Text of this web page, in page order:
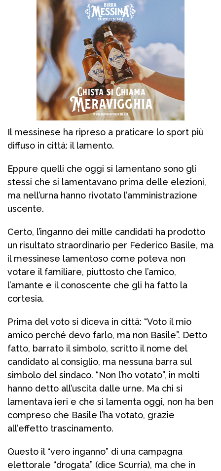
Il messinese ha ripreso a praticare lo sport più
diffuso in città: il lamento.
Eppure quelli che oggi si lamentano sono gli
stessi che si lamentavano prima delle elezioni,
ma nell’urna hanno rivotato l’amministrazione
uscente.
Certo, l’inganno dei mille candidati ha prodotto
un risultato straordinario per Federico Basile, ma
il messinese lamentoso come poteva non
votare il familiare, piuttosto che l’amico,
l’amante e il conoscente che gli ha fatto la
cortesia.
Prima del voto si diceva in città: “Voto il mio
amico perché devo farlo, ma non Basile”. Detto
fatto, barrato il simbolo, scritto il nome del
candidato al consiglio, ma nessuna barra sul
simbolo del sindaco. “Non l’ho votato”, in molti
hanno detto all’uscita dalle urne. Ma chi si
lamentava ieri e che si lamenta oggi, non ha ben
compreso che Basile l’ha votato, grazie
all’effetto trascinamento.
Questo il “vero inganno” di una campagna
elettorale “drogata” (dice Scurria), ma che in